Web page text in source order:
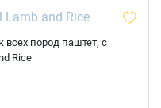
всех пород паштет, с
Rice